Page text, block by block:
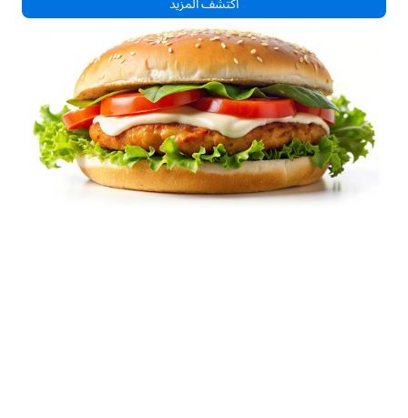
اكتشف المزيد